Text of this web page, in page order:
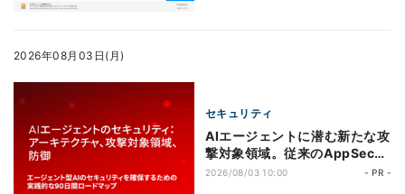
2026年08月03日(月)
セキュリティ
AIエージェントに潜む新たな攻
撃対象領域。従来のAppSecが
機能しない理由と90日間で進
2026/08/03 10:00 - PR -